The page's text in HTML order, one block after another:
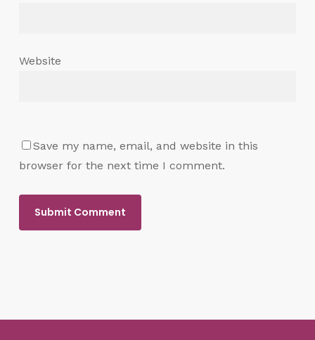
Website
Save my name, email, and website in this
browser for the next time I comment.